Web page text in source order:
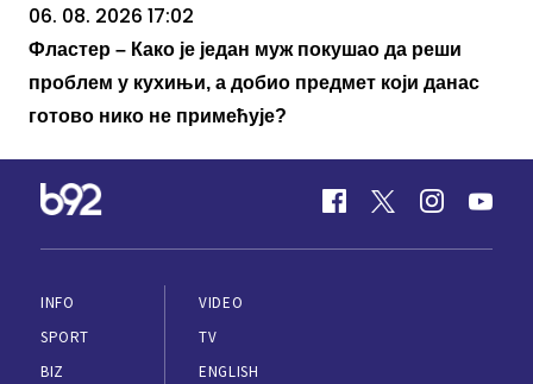
06. 08. 2026 17:02
Фластер – Како је један муж покушао да реши
проблем у кухињи, а добио предмет који данас
готово нико не примећује?
INFO
SPORT
BIZ
VIDEO
TV
ENGLISH